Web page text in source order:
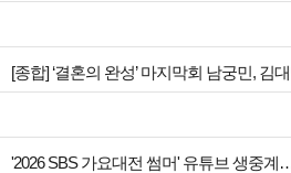
'2026 SBS 가요대전 썸머' 유튜브 생중계